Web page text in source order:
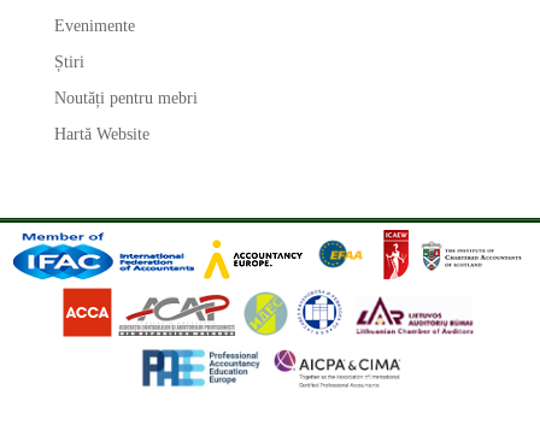
Evenimente
Știri
Noutăți pentru mebri
Hartă Website